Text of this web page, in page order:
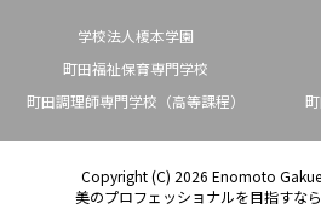
学校法人榎本学園
町田福祉保育専門学校
町田調理師専門学校（高等課程）
Copyright (C) 2026 Enomoto
美のプロフェッショナルを目指すな